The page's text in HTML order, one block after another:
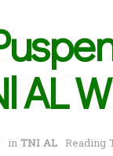
AL
in TNI AL Reading